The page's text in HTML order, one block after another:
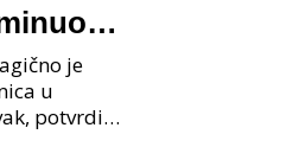
na
je
u
potvrdio